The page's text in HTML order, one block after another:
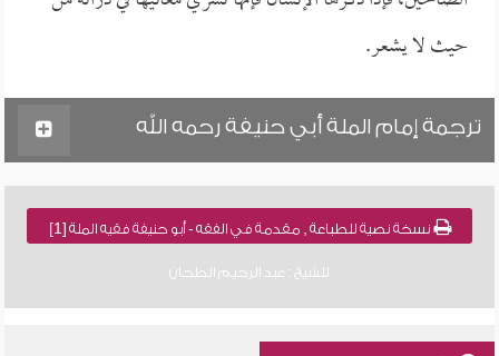
حيث لا يشعر.
ترجمة إمام الملة أبي حنيفة رحمه الله
للشيخ : عبد الرحيم الطحان